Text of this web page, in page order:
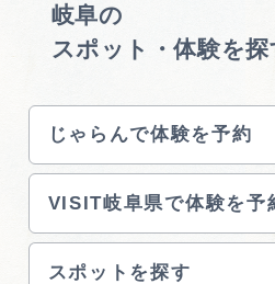
特集
スポット・体験
イベント
岐阜の
スポット・体験を探
スポットを探す
じゃらんで体験を予約
VISIT岐阜県で体験を予